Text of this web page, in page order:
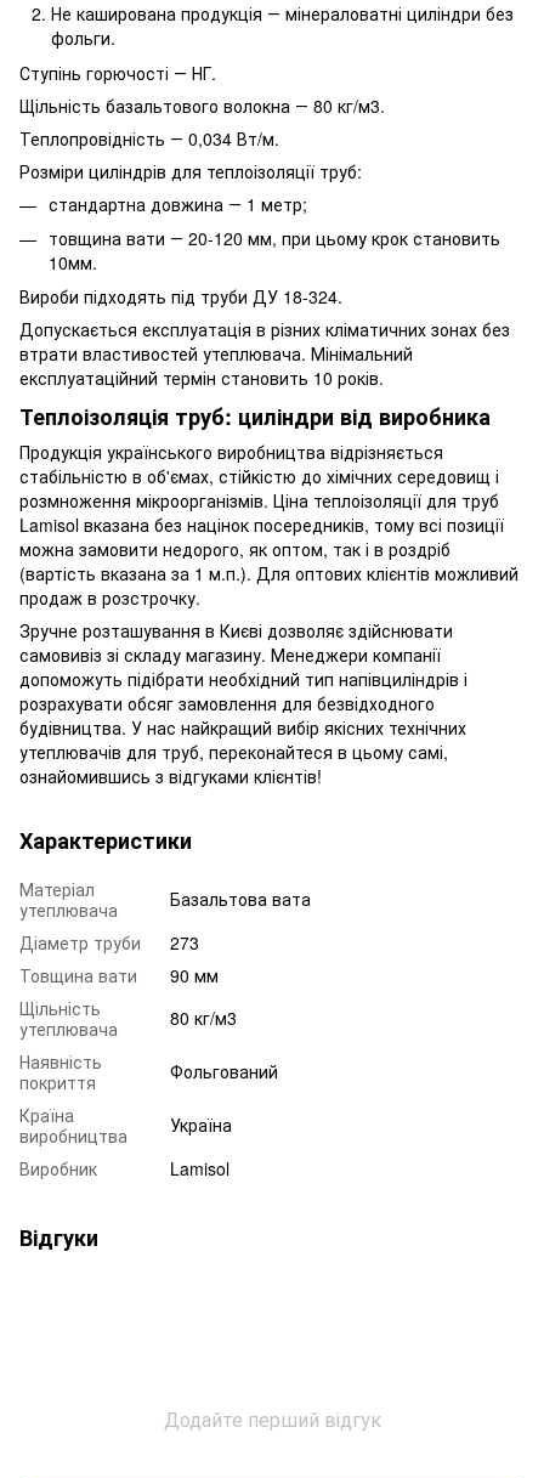
Не каширована продукція ― мінераловатні циліндри без
фольги.
Ступінь горючості ― НГ.
Щільність базальтового волокна ― 80 кг/м3.
Теплопровідність ― 0,034 Вт/м.
Розміри циліндрів для теплоізоляції труб:
стандартна довжина ― 1 метр;
товщина вати ― 20-120 мм, при цьому крок становить
10мм.
Вироби підходять під труби ДУ 18-324.
Допускається експлуатація в різних кліматичних зонах без
втрати властивостей утеплювача. Мінімальний
експлуатаційний термін становить 10 років.
Теплоізоляція труб: циліндри від виробника
Продукція українського виробництва відрізняється
стабільністю в об'ємах, стійкістю до хімічних середовищ і
розмноження мікроорганізмів. Ціна теплоізоляції для труб
Lamisol вказана без націнок посередників, тому всі позиції
можна замовити недорого, як оптом, так і в роздріб
(вартість вказана за 1 м.п.). Для оптових клієнтів можливий
продаж в розстрочку.
Зручне розташування в Києві дозволяє здійснювати
самовивіз зі складу магазину. Менеджери компанії
допоможуть підібрати необхідний тип напівциліндрів і
розрахувати обсяг замовлення для безвідходного
будівництва. У нас найкращий вибір якісних технічних
утеплювачів для труб, переконайтеся в цьому самі,
ознайомившись з відгуками клієнтів!
Характеристики
Матеріал
утеплювача
Базальтова вата
Діаметр труби
273
Товщина вати
90 мм
Щільність
утеплювача
80 кг/м3
Наявність
покриття
Фольгований
Країна
виробництва
Україна
Виробник
Lamisol
Відгуки
Додайте перший відгук